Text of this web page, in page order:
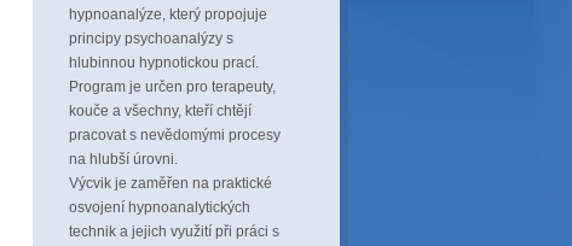
hypnoanalýze, který propojuje
principy psychoanalýzy s
hlubinnou hypnotickou prací.
Program je určen pro terapeuty,
kouče a všechny, kteří chtějí
pracovat s nevědomými procesy
na hlubší úrovni.
Výcvik je zaměřen na praktické
osvojení hypnoanalytických
technik a jejich využití při práci s